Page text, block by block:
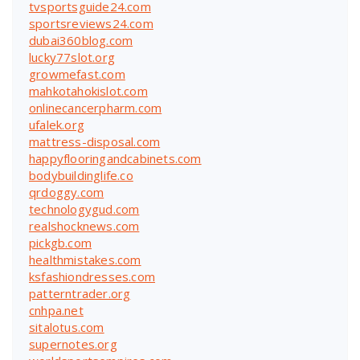
tvsportsguide24.com
sportsreviews24.com
dubai360blog.com
lucky77slot.org
growmefast.com
mahkotahokislot.com
onlinecancerpharm.com
ufalek.org
mattress-disposal.com
happyflooringandcabinets.com
bodybuildinglife.co
qrdoggy.com
technologygud.com
realshocknews.com
pickgb.com
healthmistakes.com
ksfashiondresses.com
patterntrader.org
cnhpa.net
sitalotus.com
supernotes.org